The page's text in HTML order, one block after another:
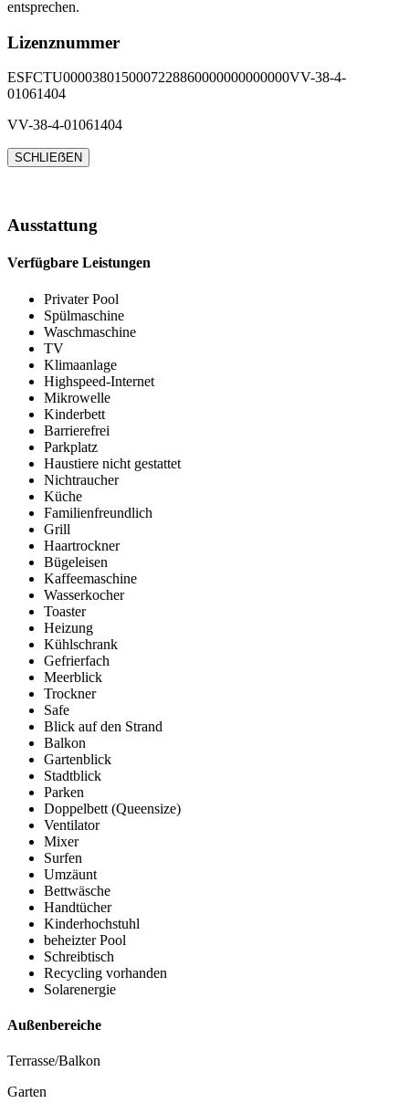
entsprechen.
Lizenznummer
ESFCTU0000380150007228860000000000000VV-38-4-
01061404
VV-38-4-01061404
SCHLIEẞEN
Ausstattung
Verfügbare Leistungen
Privater Pool
Spülmaschine
Waschmaschine
TV
Klimaanlage
Highspeed-Internet
Mikrowelle
Kinderbett
Barrierefrei
Parkplatz
Haustiere nicht gestattet
Nichtraucher
Küche
Familienfreundlich
Grill
Haartrockner
Bügeleisen
Kaffeemaschine
Wasserkocher
Toaster
Heizung
Kühlschrank
Gefrierfach
Meerblick
Trockner
Safe
Blick auf den Strand
Balkon
Gartenblick
Stadtblick
Parken
Doppelbett (Queensize)
Ventilator
Mixer
Surfen
Umzäunt
Bettwäsche
Handtücher
Kinderhochstuhl
beheizter Pool
Schreibtisch
Recycling vorhanden
Solarenergie
Außenbereiche
Terrasse/Balkon
Garten